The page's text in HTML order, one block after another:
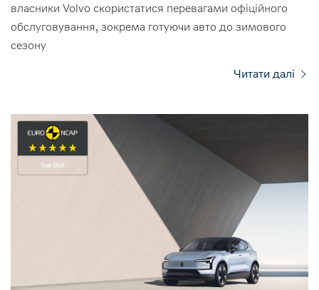
власники Volvo скористатися перевагами офіційного
обслуговування, зокрема готуючи авто до зимового
сезону
Читати далі